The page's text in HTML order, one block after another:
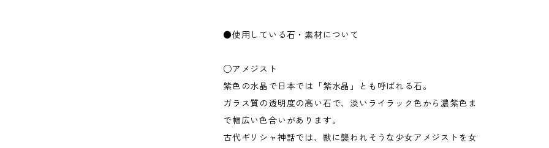
●使用している石・素材について
○アメジスト
紫色の水晶で日本では「紫水晶」とも呼ばれる石。
ガラス質の透明度の高い石で、淡いライラック色から濃紫色ま
で幅広い色合いがあります。
古代ギリシャ神話では、獣に襲われそうな少女アメジストを女